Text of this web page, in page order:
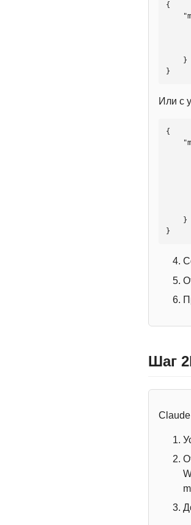
{
}
Или с
{
}
Шаг